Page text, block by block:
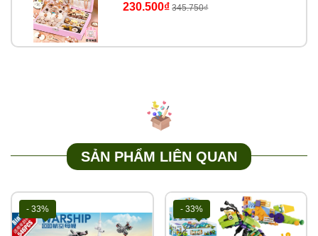
230.500₫ 345.750₫
SẢN PHẨM LIÊN QUAN
- 33% - 33%